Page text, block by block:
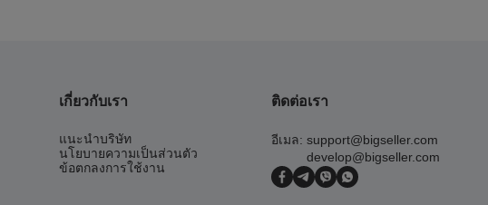
เกี่ยวกับเรา
แนะนำบริษัท
นโยบายความเป็นส่วนตัว
ข้อตกลงการใช้งาน
ติดต่อเรา
อีเมล: support@bigseller.com
develop@bigseller.com